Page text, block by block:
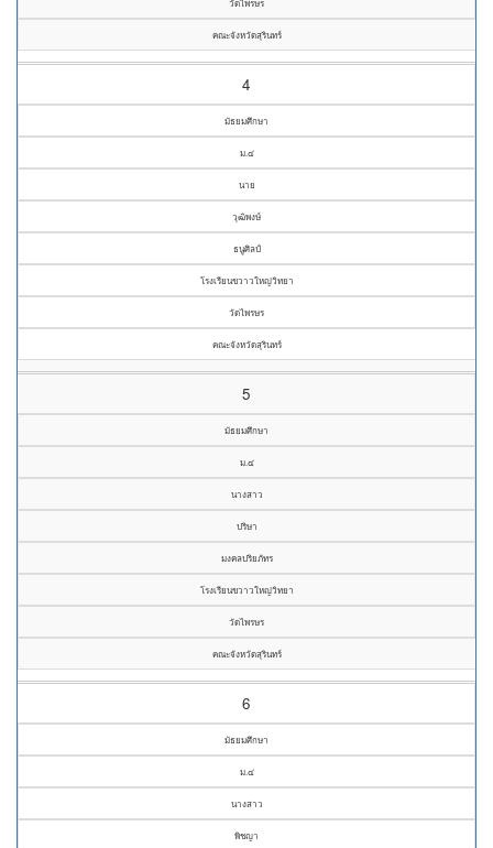
วัดไพรษร
คณะจังหวัดสุรินทร์
4
มัธยมศึกษา
ม.๔
นาย
วุฒิพงษ์
ธนูศิลป์
โรงเรียนขวาวใหญ่วิทยา
วัดไพรษร
คณะจังหวัดสุรินทร์
5
มัธยมศึกษา
ม.๔
นางสาว
ปริษา
มงคลปริยภัทร
โรงเรียนขวาวใหญ่วิทยา
วัดไพรษร
คณะจังหวัดสุรินทร์
6
มัธยมศึกษา
ม.๔
นางสาว
พิชญา